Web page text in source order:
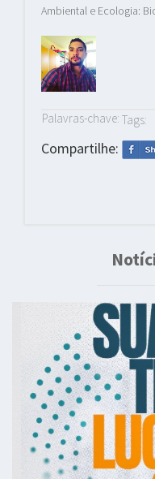
Ambiental e Ecologia:
Palavras-chave: Tags:
Compartilhe: